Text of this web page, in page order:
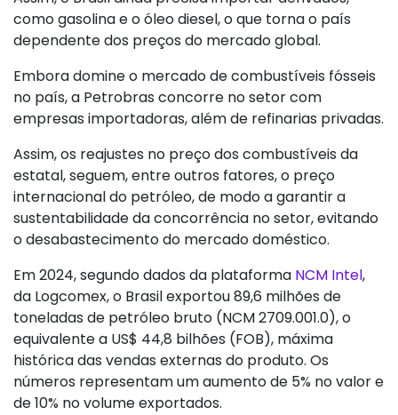
como gasolina e o óleo diesel, o que torna o país
dependente dos preços do mercado global.
Embora domine o mercado de combustíveis fósseis
no país, a Petrobras concorre no setor com
empresas importadoras, além de refinarias privadas.
Assim, os reajustes no preço dos combustíveis da
estatal, seguem, entre outros fatores, o preço
internacional do petróleo, de modo a garantir a
sustentabilidade da concorrência no setor, evitando
o desabastecimento do mercado doméstico.
Em 2024, segundo dados da plataforma NCM Intel,
da Logcomex, o Brasil exportou 89,6 milhões de
toneladas de petróleo bruto (NCM 2709.001.0), o
equivalente a US$ 44,8 bilhões (FOB), máxima
histórica das vendas externas do produto. Os
números representam um aumento de 5% no valor e
de 10% no volume exportados.